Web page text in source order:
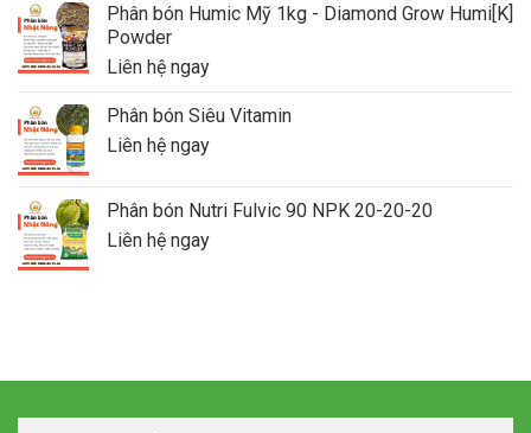
Phân bón Humic Mỹ 1kg - Diamond Grow Humi[K]
Powder
Liên hệ ngay
Phân bón Siêu Vitamin
Liên hệ ngay
Phân bón Nutri Fulvic 90 NPK 20-20-20
Liên hệ ngay